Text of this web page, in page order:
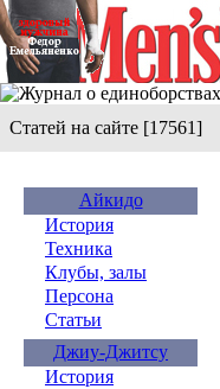
Статей на сайте [17561]
Айкидо
История
Техника
Клубы, залы
Персона
Статьи
Джиу-Джитсу
История